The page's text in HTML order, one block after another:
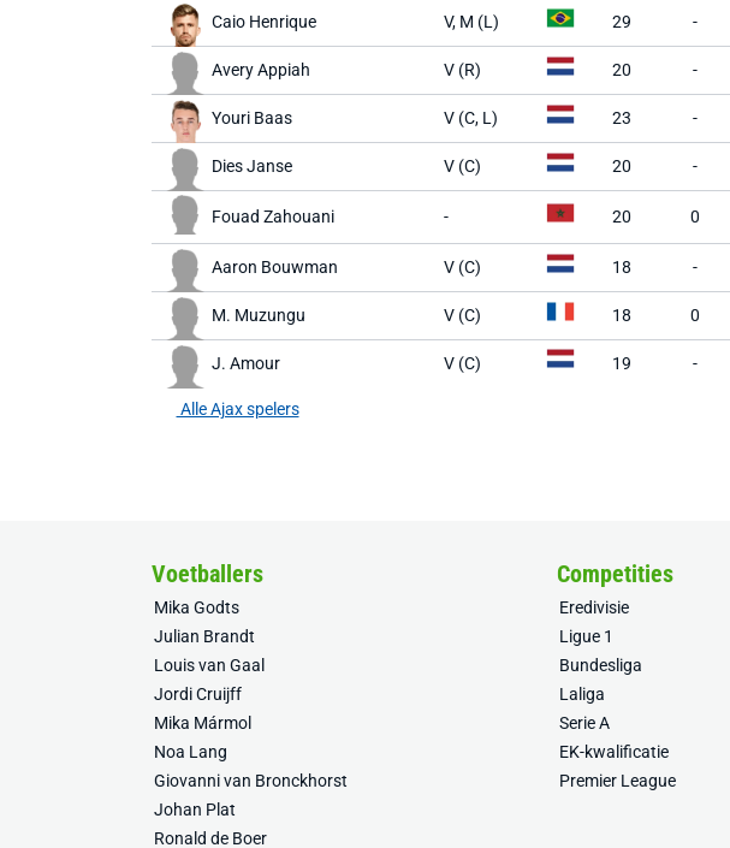
Caio Henrique V, M (L) 29 -
Avery Appiah V (R) 20 -
Youri Baas V (C, L) 23 -
Dies Janse V (C) 20 -
Fouad Zahouani - 20 0
Aaron Bouwman V (C) 18 -
M. Muzungu V (C) 18 0
J. Amour V (C) 19 -
Alle Ajax spelers
Voetballers
Mika Godts
Julian Brandt
Louis van Gaal
Jordi Cruijff
Mika Mármol
Noa Lang
Giovanni van Bronckhorst
Johan Plat
Ronald de Boer
Competities
Eredivisie
Ligue 1
Bundesliga
Laliga
Serie A
EK-kwalificatie
Premier League